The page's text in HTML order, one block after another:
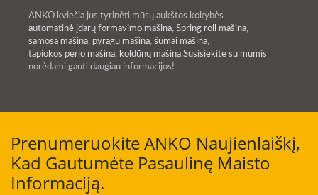
ANKO kviečia jus tyrinėti mūsų aukštos kokybės
automatinė įdarų formavimo mašina, Spring roll mašina,
samosa mašina, pyragų mašina, šumai mašina,
tapiokos perlo mašina, koldūnų mašina.Susisiekite su mumis
norėdami gauti daugiau informacijos!
Prenumeruokite ANKO Naujienlaiškį,
Kad Gautumėte Pasaulinę Maisto
Informaciją.